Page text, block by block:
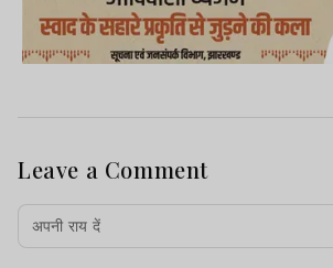
Leave a Comment